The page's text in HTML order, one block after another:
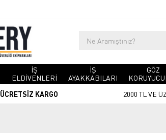
İŞ
ELDİVENLERİ
İŞ
AYAKKABILARI
GÖZ
ÜCRETSİZ KARGO 2000 TL VE